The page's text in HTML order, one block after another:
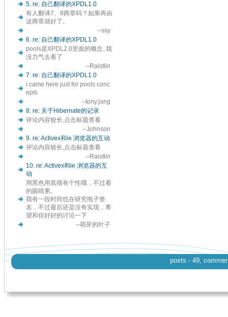
5. re: 自己翻译的XPDL1.0
有人翻译7、8两章吗？如果再由
这两章就好了。
--ssy
6. re: 自己翻译的XPDL1.0
pools是XPDL2.0里面的概念..我
没力气去看了
--Raistlin
7. re: 自己翻译的XPDL1.0
i came here just for pools conc
epts
--tony.jang
8. re: 关于Hibernate的记录
评论内容较长,点击标题查看
--Johnson
9. re: Activex和ie 浏览器的互动
评论内容较长,点击标题查看
--Raistlin
10. re: Activex和ie 浏览器的互
动
用黑色用底很有个性哦，不过看
的眼睛累。
我有一段时间也在研究电子签
名，不过最后还是没有实现，希
望和你好好的讨论一下
--萌芽的叶子
posts - 49,